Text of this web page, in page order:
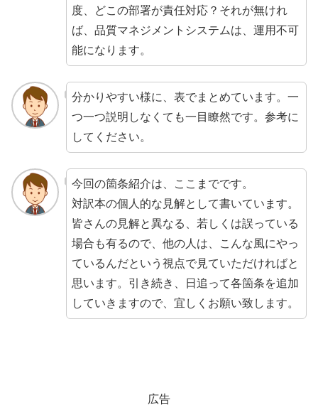
度、どこの部署が責任対応？それが無けれ
ば、品質マネジメントシステムは、運用不可
能になります。
分かりやすい様に、表でまとめています。一
つ一つ説明しなくても一目瞭然です。参考に
してください。
今回の箇条紹介は、ここまでです。
対訳本の個人的な見解として書いています。
皆さんの見解と異なる、若しくは誤っている
場合も有るので、他の人は、こんな風にやっ
ているんだという視点で見ていただければと
思います。引き続き、日追って各箇条を追加
していきますので、宜しくお願い致します。
広告